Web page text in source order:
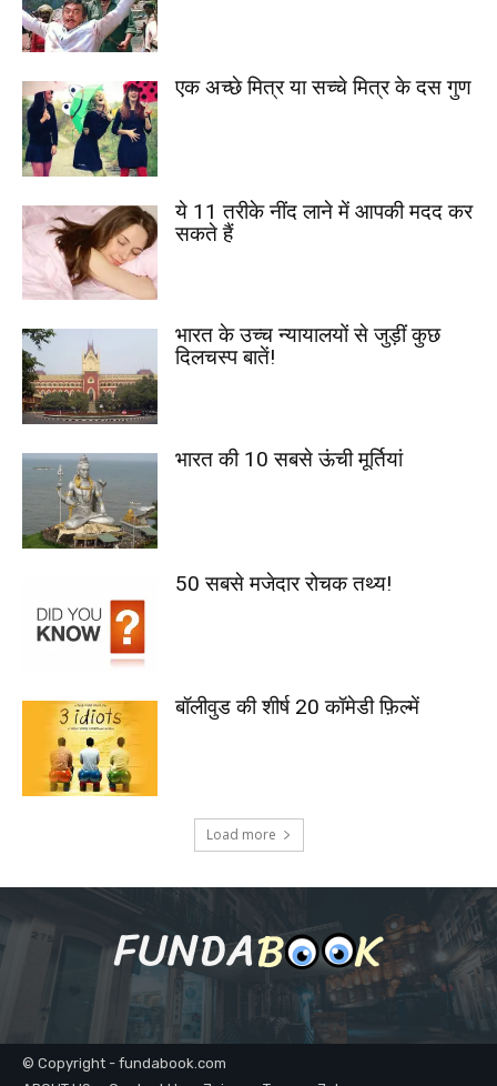
एक अच्छे मित्र या सच्चे मित्र के दस गुण
ये 11 तरीके नींद लाने में आपकी मदद कर
सकते हैं
भारत के उच्च न्यायालयों से जुड़ीं कुछ
दिलचस्प बातें!
भारत की 10 सबसे ऊंची मूर्तियां
50 सबसे मजेदार रोचक तथ्य!
बॉलीवुड की शीर्ष 20 कॉमेडी फ़िल्में
Load more
© Copyright - fundabook.com